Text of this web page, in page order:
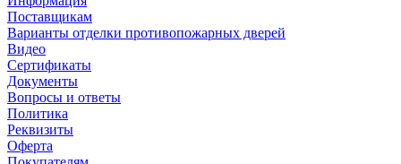
Поставщикам
Варианты отделки противопожарных дверей
Видео
Сертификаты
Документы
Вопросы и ответы
Политика
Реквизиты
Оферта